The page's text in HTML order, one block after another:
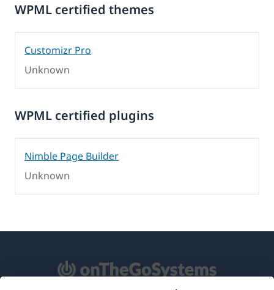
WPML certified themes
Customizr Pro
Unknown
WPML certified plugins
Nimble Page Builder
Unknown